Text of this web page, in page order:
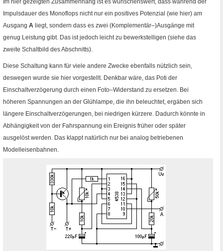
Im hier gezeigten Zusammenhang ist es wünschenswert, dass während der
Impulsdauer des Monoflops nicht nur ein positives Potenzial (wie hier) am
Ausgang A liegt, sondern dass es zwei (Komplementär–)Ausgänge mit
genug Leistung gibt. Das ist jedoch leicht zu bewerkstelligen (siehe das
zweite Schaltbild des Abschnitts).
Diese Schaltung kann für viele andere Zwecke ebenfalls nützlich sein,
deswegen wurde sie hier vorgestellt. Denkbar wäre, das Poti der
Einschaltverzögerung durch einen Foto–Widerstand zu ersetzen. Bei
höheren Spannungen an der Glühlampe, die ihn beleuchtet, ergäben sich
längere Einschaltverzögerungen, bei niedrigen kürzere. Dadurch könnte in
Abhängigkeit von der Fahrspannung ein Ereignis früher oder später
ausgelöst werden. Das klappt natürlich nur bei analog betriebenen
Modelleisenbahnen.